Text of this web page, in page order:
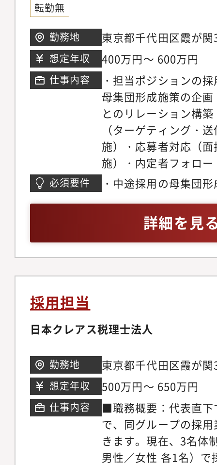
転勤無
勤務地 東京都千代田区霞が
想定年収 400万円～ 600万円
仕事内容
・担当ポジションの
母集団形成施策の企
とのリレーション構
（ターゲティング・
施）・応募者対応（
施）・内定者フォロ
部総務業務※最初は
プ全体を横断する採
人材開発など幅広い
ことも可能です。
必須要件
・中途採用の母集団
詳細を見
採用担当
日本クレアス税理士法人
勤務地 東京都千代田区霞が
想定年収 500万円～ 650万円
仕事内容
■職務概要：代表直下
で、同グループの採
きます。現在、3名体
男性／女性 各1名）